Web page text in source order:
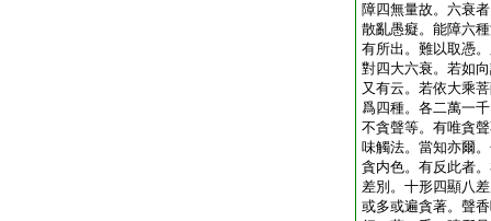
障四無量故。六衰
散亂愚癡。能障六
有所出。難以取憑
對四大六衰。若如
又有云。若依大乘
爲四種。各二萬一
不貪聲等。有唯貪
味觸法。當知亦爾
貪内色。有反此者
差別。十形四顯八
或多或遍貪著。聲